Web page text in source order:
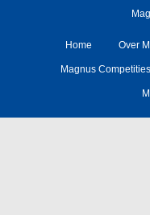
Home Over
Magnus Competities